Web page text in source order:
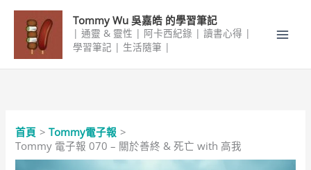
Tommy Wu 吳嘉皓 的學習筆記
| 通靈 & 靈性 | 阿卡西紀錄 | 讀書心得 |
學習筆記 | 生活隨筆 |
首頁
Tommy電子報
Tommy 電子報 070 – 關於善終 & 死亡 with 高我